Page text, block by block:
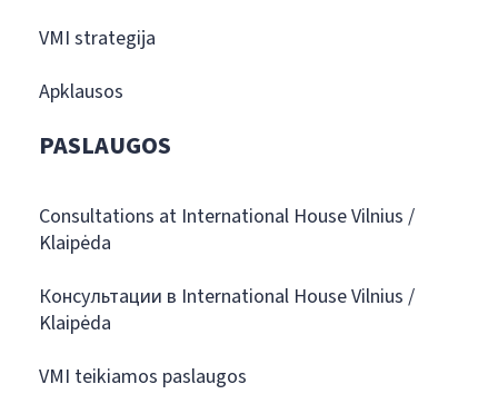
VMI strategija
Apklausos
PASLAUGOS
Consultations at International House Vilnius /
Klaipėda
Консультации в International House Vilnius /
Klaipėda
VMI teikiamos paslaugos